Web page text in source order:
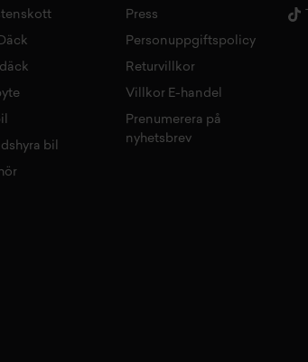
bil
Press
Personuppgiftspolicy
Returvillkor
Villkor E-handel
Prenumerera på
nyhetsbrev